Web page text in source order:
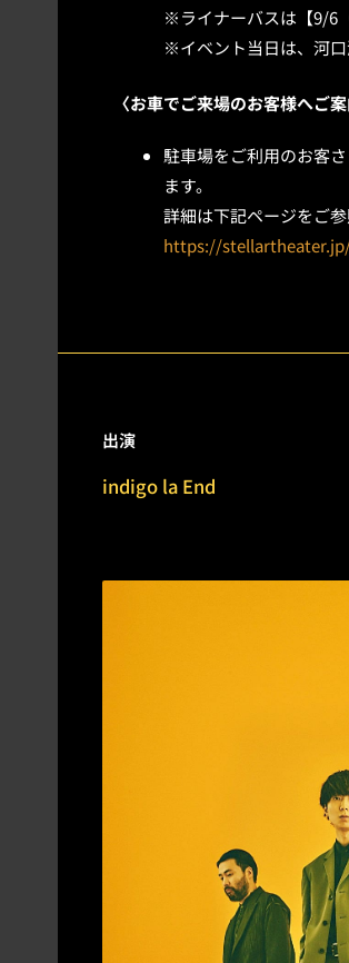
※ライナーバスは【9/6
※イベント当日は、河口
〈お車でご来場のお客様へご案
駐車場をご利用のお客
ます。
詳細は下記ページをご参
https://
出演
indigo la End